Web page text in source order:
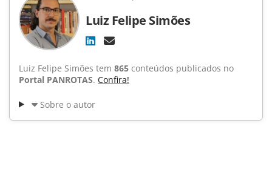
Luiz Felipe Simões
Luiz Felipe Simões tem 865 conteúdos publicados no
Portal PANROTAS. Confira!
Sobre o autor